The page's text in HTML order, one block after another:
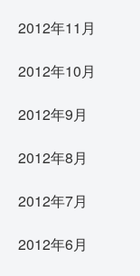
2012年11月
2012年10月
2012年9月
2012年8月
2012年7月
2012年6月